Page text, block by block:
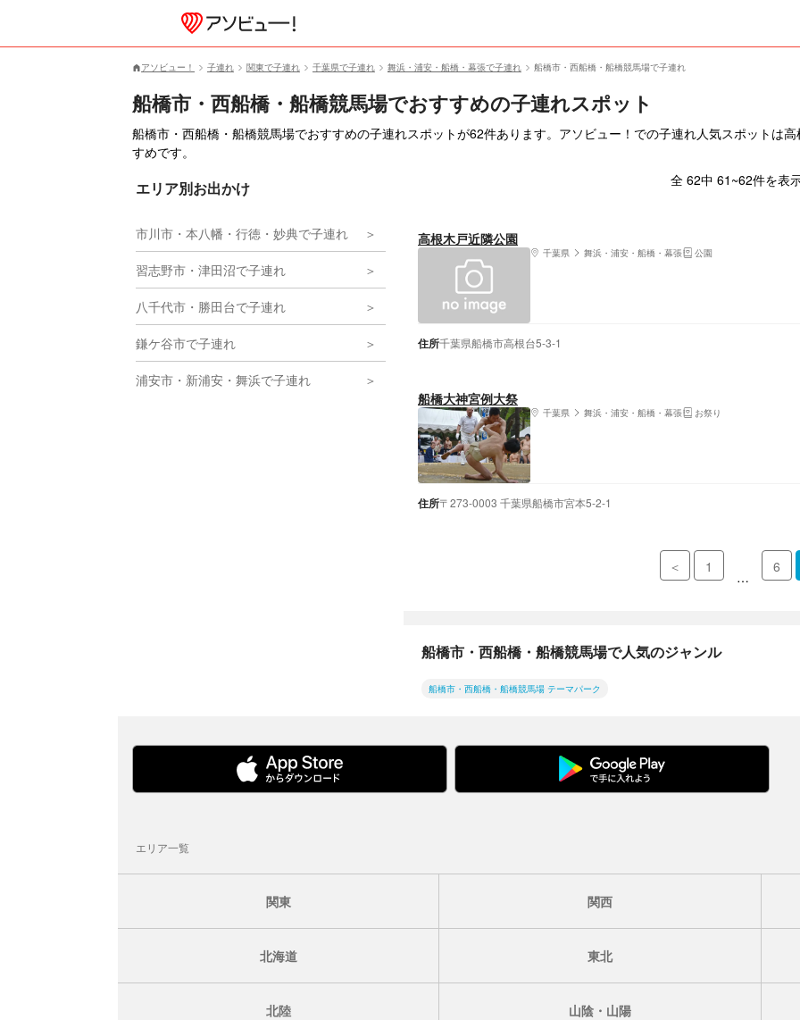
アソビュー！ 子連れ 関東で子連れ 千葉県で子連れ 舞浜・浦安・船橋・幕張で子連れ 船橋市・西船橋・船橋競馬場で子連れ
船橋市・西船橋・船橋競馬場でおすすめの子連れスポット
船橋市・西船橋・船橋競馬場でおすすめの子連れスポットが62件あります。アソビュー！での子連れ人気スポットは
すめです。
全 62中 61~62件を表
高根木戸近隣公園
千葉県 舞浜・浦安・船橋・幕張 公園
住所千葉県船橋市高根台5-3-1
船橋大神宮例大祭
千葉県 舞浜・浦安・船橋・幕張 お祭り
住所〒273-0003 千葉県船橋市宮本5-2-1
＜ 1
…
6
船橋市・西船橋・船橋競馬場で人気のジャンル
船橋市・西船橋・船橋競馬場 テーマパーク
エリア別お出かけ
市川市・本八幡・行徳・妙典で子連れ
習志野市・津田沼で子連れ
八千代市・勝田台で子連れ
鎌ケ谷市で子連れ
浦安市・新浦安・舞浜で子連れ
エリア一覧
関東 関西
北海道 東北
北陸 山陰・山陽